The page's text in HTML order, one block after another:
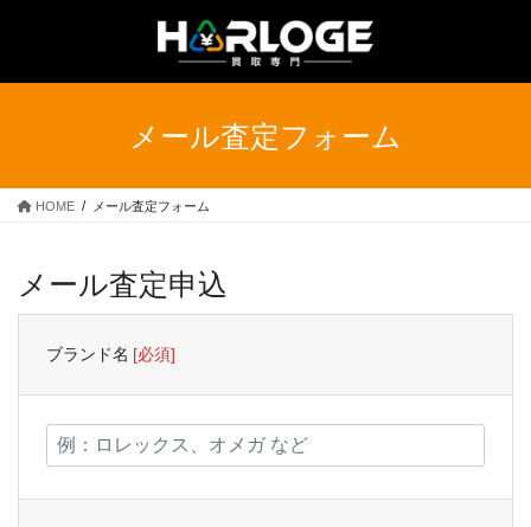
ン
キ
ー
に
メール査定フォーム
HOME メール査定フォーム
メール査定申込
ブランド名 [必須]